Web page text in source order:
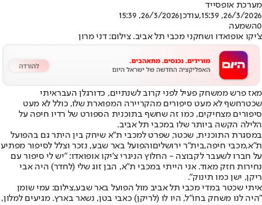
מערכת אופסייד
26/3/2026, 15:39
,עודכן26/3/2026, 15:39
0השמעה
צ'יקו אופואדו ושחקני מכבי תל אביב. צילום: דני מרון
מאז פרש ממשחק פעיל לפני קרוב לשנתיים, כדורגלן העבראיתי
שכטרחשף לא מעט סיפורים מהקריירה המפוארת שלו, כולל לא מעט
סיפורים מצחיקים, כמו זה שחשף בתוכנית הספורט של רדיו חיפה על
הלילה הקשה ביותר שלו במכבי תל אביב.
במסגרת התוכנית, שכטר, שפרט למכבי ת"א שיחק בין היתר גם בהפועל
ת"א,מכבי חיפה,בית"ר ירושליםוהפועל באר שבע, נזכר וצלל לסיפור מפתיע
על חברו לשעבר לקבוצה - החלוץ הניגרי צ'יקו אופואדו: "יש לי סיפור עם
נחירות חזק מאוד. אני הייתי במכבי ת"א, הבן זוג שלי (לחדר) היה אבי
ריקן, ישן כמו תינוק".
איתי שכטר במדי מכבי תל אביב מול הפועל באר שבע,צילום: עמי שומן
"היה לנו משחק בחו"ל, היו לו (לריקן) כאבי בטן, נשאר בארץ. מגיעים למלון,